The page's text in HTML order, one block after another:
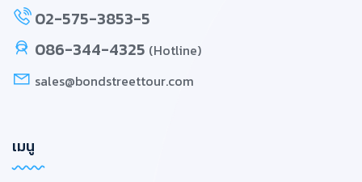
02-575-3853-5
086-344-4325 (Hotline)
sales@bondstreettour.com
เมนู